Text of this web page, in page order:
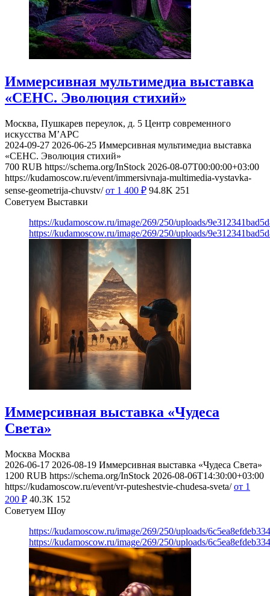
Иммерсивная мультимедиа выставка
«СЕНС. Эволюция стихий»
Москва, Пушкарев переулок, д. 5 Центр современного
искусства М’АРС
2024-09-27 2026-06-25 Иммерсивная мультимедиа выставка
«СЕНС. Эволюция стихий»
700 RUB https://schema.org/InStock 2026-08-07T00:00:00+03:00
https://kudamoscow.ru/event/immersivnaja-multimedia-vystavka-
sense-geometrija-chuvstv/ от 1 400 ₽ 94.8K 251
Советуем Выставки
https://kudamoscow.ru/image/269/250/uploads/
https://kudamoscow.ru/image/269/250/uploads/
Иммерсивная выставка «Чудеса
Света»
Москва Москва
2026-06-17 2026-08-19 Иммерсивная выставка «Чудеса Света»
1200 RUB https://schema.org/InStock 2026-08-06T14:30:00+03:00
https://kudamoscow.ru/event/vr-puteshestvie-chudesa-sveta/ от 1
200 ₽ 40.3K 152
Советуем Шоу
https://kudamoscow.ru/image/269/250/uploads/
https://kudamoscow.ru/image/269/250/uploads/